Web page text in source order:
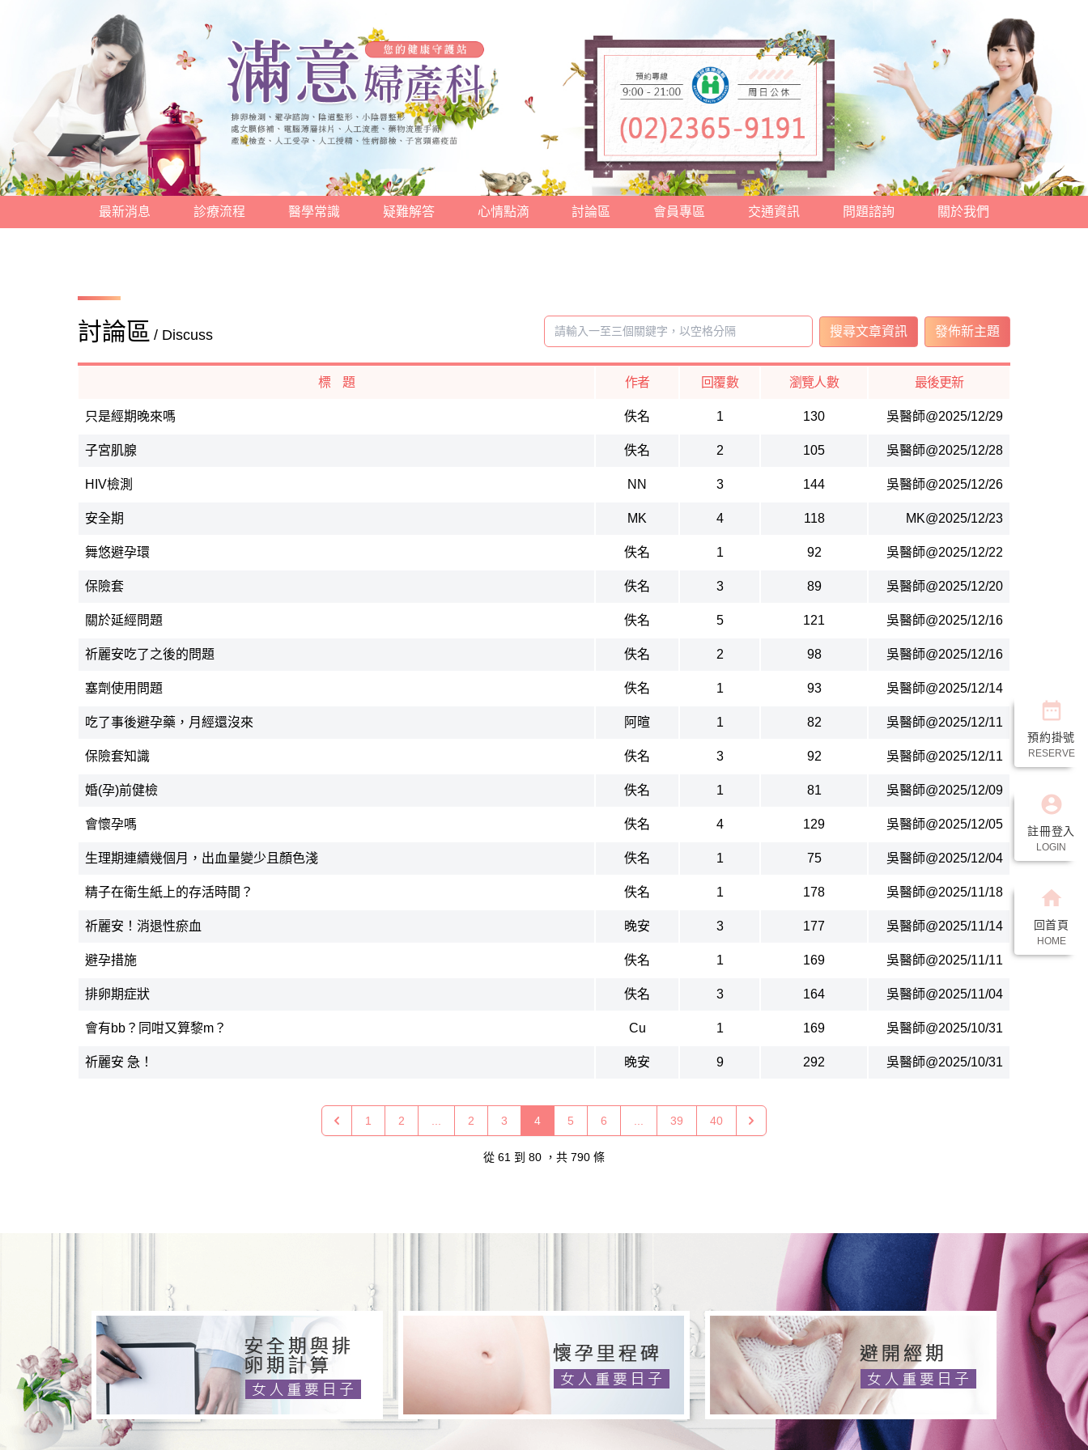
最新消息 診療流程 醫學常識 疑難解答 心情點滴 討論區 會員專區 交通資訊 問題諮詢 關於我們
討論區 / Discuss 搜尋文章資訊 發佈新主題
標 題 作者 回覆數 瀏覽人數 最後更新
只是經期晚來嗎 佚名 1 130 吳醫師@2025/12/29
子宮肌腺 佚名 2 105 吳醫師@2025/12/28
HIV檢測 NN 3 144 吳醫師@2025/12/26
安全期 MK 4 118 MK@2025/12/23
舞悠避孕環 佚名 1 92 吳醫師@2025/12/22
保險套 佚名 3 89 吳醫師@2025/12/20
關於延經問題 佚名 5 121 吳醫師@2025/12/16
祈麗安吃了之後的問題 佚名 2 98 吳醫師@2025/12/16
塞劑使用問題 佚名 1 93 吳醫師@2025/12/14
吃了事後避孕藥，月經還沒來 阿暄 1 82 吳醫師@2025/12/11
保險套知識 佚名 3 92 吳醫師@2025/12/11
婚(孕)前健檢 佚名 1 81 吳醫師@2025/12/09
會懷孕嗎 佚名 4 129 吳醫師@2025/12/05
生理期連續幾個月，出血量變少且顏色淺 佚名 1 75 吳醫師@2025/12/04
精子在衛生紙上的存活時間？ 佚名 1 178 吳醫師@2025/11/18
祈麗安！消退性瘀血 晚安 3 177 吳醫師@2025/11/14
避孕措施 佚名 1 169 吳醫師@2025/11/11
排卵期症狀 佚名 3 164 吳醫師@2025/11/04
會有bb？同咁又算黎m？ Cu 1 169 吳醫師@2025/10/31
祈麗安 急！ 晚安 9 292 吳醫師@2025/10/31
1 2 2 3 4 5 6 39 40
從 61 到 80 ，共 790 條
date_range
預約掛號
RESERVE
account_circle
註冊登入
LOGIN
home
回首頁
HOME